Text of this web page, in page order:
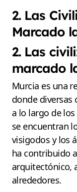
2. Las
Marcado
2. Las
marcado
Murcia es una
donde diversas
a lo largo de
se encuentran
visigodos y los
ha contribuido
arquitectónico,
alrededores.